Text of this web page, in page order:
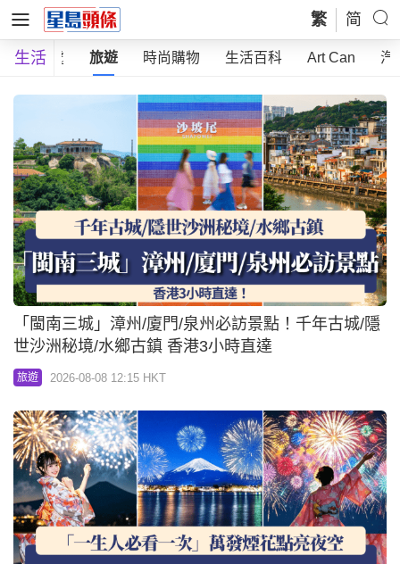
繁 简
生活
好去處 旅遊 時尚購物 生活百科 Art Can 汽
「閩南三城」漳州/廈門/泉州必訪景點！千年古城/隱
世沙洲秘境/水鄉古鎮 香港3小時直達
旅遊 2026-08-08 12:15 HKT